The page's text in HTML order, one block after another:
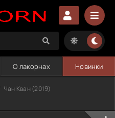
О лакорнах Новинки
Чан Кван (2019)